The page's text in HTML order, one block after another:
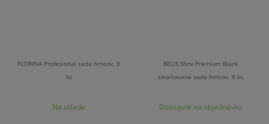
FLORINA Profesional sada hrncov, 8
ks
Na sklade
BELIS Sfinx Premium Black
smaltovaná sada hrncov, 8 ks
Dostupné na objednávku